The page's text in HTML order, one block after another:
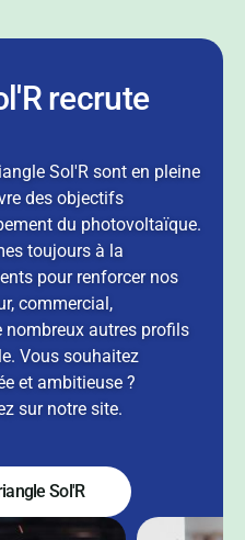
recrute
Sol'R sont en pleine
des objectifs
du photovoltaïque.
toujours à la
pour renforcer nos
commercial,
nombreux autres profils
Vous souhaitez
et ambitieuse ?
sur notre site.
Sol'R